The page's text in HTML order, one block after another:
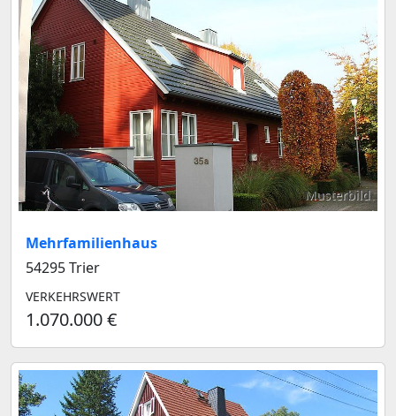
Musterbild
Mehrfamilienhaus
54295 Trier
VERKEHRSWERT
1.070.000 €